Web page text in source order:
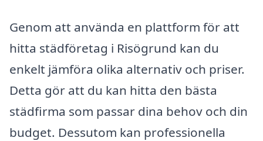
Genom att använda en plattform för att
hitta städföretag i Risögrund kan du
enkelt jämföra olika alternativ och priser.
Detta gör att du kan hitta den bästa
städfirma som passar dina behov och din
budget. Dessutom kan professionella